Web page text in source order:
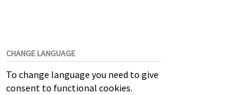
CHANGE LANGUAGE
To change language you need to give
consent to functional cookies.